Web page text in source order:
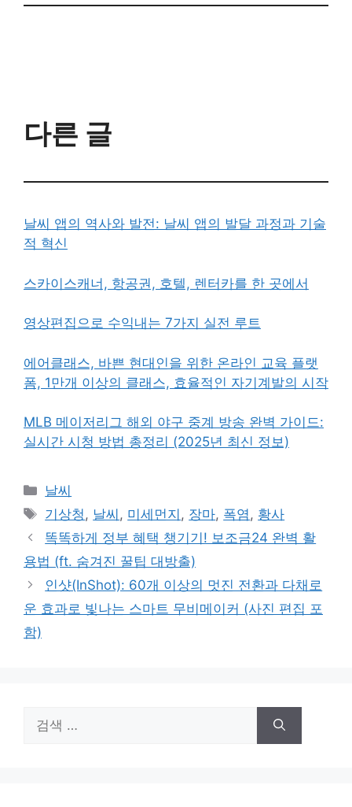
다른 글
날씨 앱의 역사와 발전: 날씨 앱의 발달 과정과 기술
적 혁신
스카이스캐너, 항공권, 호텔, 렌터카를 한 곳에서
영상편집으로 수익내는 7가지 실전 루트
에어클래스, 바쁜 현대인을 위한 온라인 교육 플랫
폼, 1만개 이상의 클래스, 효율적인 자기계발의 시작
MLB 메이저리그 해외 야구 중계 방송 완벽 가이드:
실시간 시청 방법 총정리 (2025년 최신 정보)
카
테
리
날씨
태
그
기상청, 날씨 , 미세먼지 , 장마, 폭염, 황사
똑똑하게 정부 혜택 챙기기! 보조금24 완벽 활
용법 (ft. 숨겨진 꿀팁 대방출)
인샷(InShot): 60개 이상의 멋진 전환과 다채로
운 효과로 빛나는 스마트 무비메이커 (사진 편집 포
함)
색: